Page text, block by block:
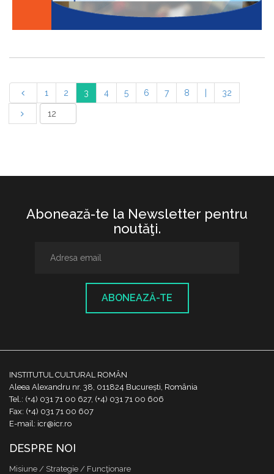
1 2 3 4 5 6 7 8 32
Abonează-te la Newsletter pentru
noutăţi.
ABONEAZĂ-TE
INSTITUTUL CULTURAL ROMÂN
Aleea Alexandru nr. 38, 011824 București, România
Tel.: (+4) 031 71 00 627, (+4) 031 71 00 606
Fax: (+4) 031 71 00 607
E-mail: icr@icr.ro
DESPRE NOI
Misiune / Strategie / Funcţionare